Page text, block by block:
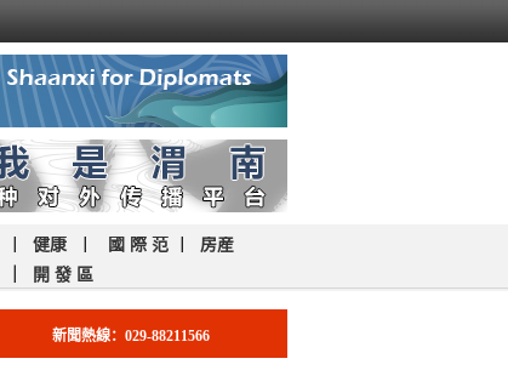
健康 國 際 范
房産
開 發 區
新聞熱線：029-88211566